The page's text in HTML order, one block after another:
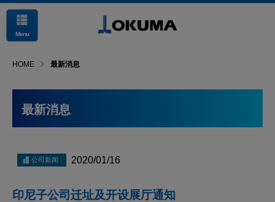
Menu
HOME 最新消息
最新消息
2020/01/16
印尼子公司迁址及开设展厅通知